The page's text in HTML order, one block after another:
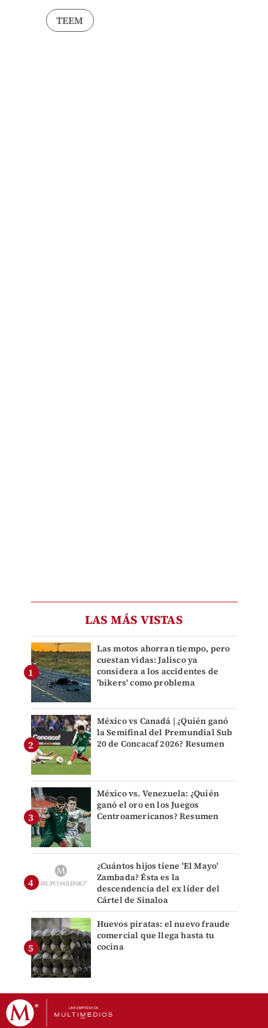
TEEM
LAS MÁS VISTAS
Las motos ahorran tiempo, pero
cuestan vidas: Jalisco ya
considera a los accidentes de
'bikers' como problema
México vs Canadá | ¿Quién ganó
la Semifinal del Premundial Sub
20 de Concacaf 2026? Resumen
México vs. Venezuela: ¿Quién
ganó el oro en los Juegos
Centroamericanos? Resumen
¿Cuántos hijos tiene 'El Mayo'
Zambada? Ésta es la
descendencia del ex líder del
Cártel de Sinaloa
Huevos piratas: el nuevo fraude
comercial que llega hasta tu
cocina